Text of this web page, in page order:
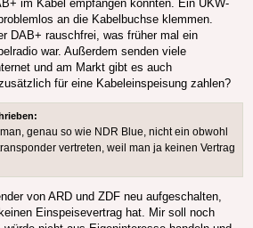
im Kabel empfangen könnten. Ein UKW-
an die Kabelbuchse klemmen.
DAB+ rauschfrei, was früher mal ein
war. Außerdem senden viele
und am Markt gibt es auch
für eine Kabeleinspeisung zahlen?
genau so wie NDR Blue, nicht ein obwohl
vertreten, weil man ja keinen Vertrag
von ARD und ZDF neu aufgeschalten,
Einspeisevertrag hat. Mir soll noch